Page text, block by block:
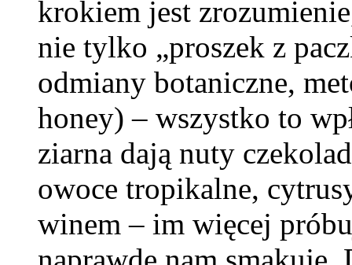
krokiem jest
nie tylko „proszek z
odmiany botaniczne,
honey) – wszystko to
ziarna dają nuty
owoce tropikalne,
winem – im więcej